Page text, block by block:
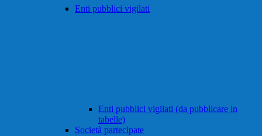
Enti pubblici vigilati
Enti pubblici vigilati (da pubblicare in
tabelle)
Società partecipate